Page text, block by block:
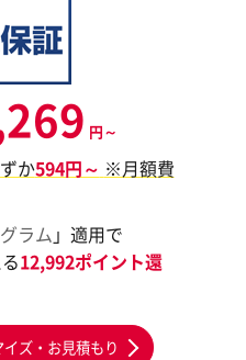
円～
か594円～ ※月額費
ラム 」適用で
12,992ポイント還
ズ・お見積もり